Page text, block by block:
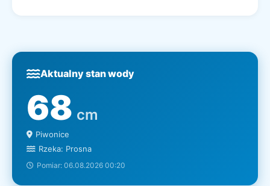
Aktualny stan wody
68 cm
Piwonice
Rzeka: Prosna
Pomiar: 06.08.2026 00:20